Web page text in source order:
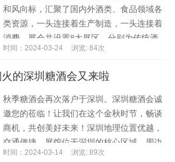
和风向标，汇聚了国内外酒类、食品领域各
类资源，一头连接着生产制造，一头连接着
消费。展会共设置8大展区，分别为传统酒
类、葡萄酒及国际烈酒、休闲食品及烘焙、
时间：2024-03-24 浏览: 84次
的深圳糖酒会又来啦
秋季糖酒会再次落户于深圳。深圳糖酒会诚
邀您的莅临！让我们在这个金秋时节，畅谈
商机，共创美好未来！深圳地理位置优越，
交通便捷。展馆位于深圳的核心区域，周边
配套设施完善，方便了广大厂商客户朋友们
时间：2024-03-14 浏览: 89次